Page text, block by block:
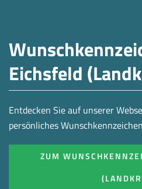
Eichsfeld
Entdecken Sie auf unserer
persönliches
ZUM